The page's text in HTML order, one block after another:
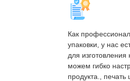
Как
упаковки, у нас
для
можем гибко
продукта.,